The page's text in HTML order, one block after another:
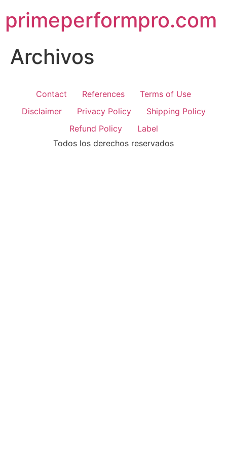
primeperformpro.com
Archivos
Contact References
Terms of Use
Disclaimer
Privacy Policy
Shipping Policy
Refund Policy
Label
Todos los derechos reservados